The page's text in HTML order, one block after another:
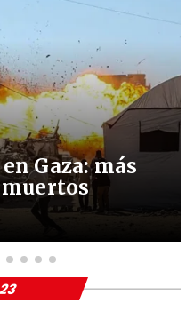
Gaza: más
muertos